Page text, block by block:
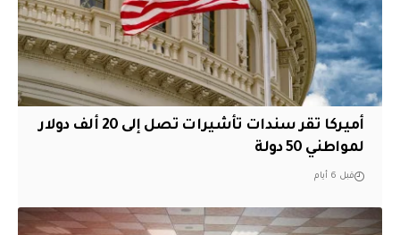
أميركا تقر سندات تأشيرات تصل إلى 20 ألف دولار
لمواطني 50 دولة
قبل 6 أيام